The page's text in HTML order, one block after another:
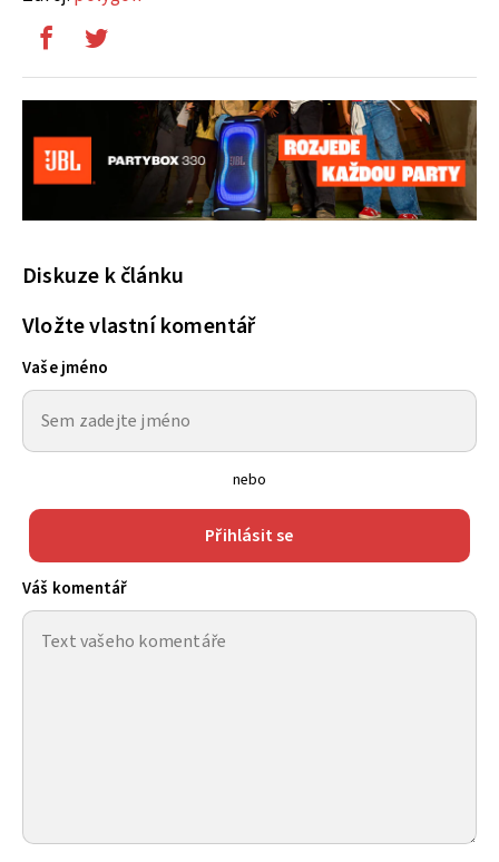
Diskuze k článku
Vložte vlastní komentář
Vaše jméno
nebo
Přihlásit se
Váš komentář